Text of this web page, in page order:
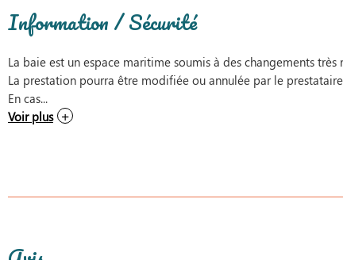
Information / Sécurité
La baie est un espace maritime soumis à des changements très
La prestation pourra être modifiée ou annulée par le
En cas...
Voir plus